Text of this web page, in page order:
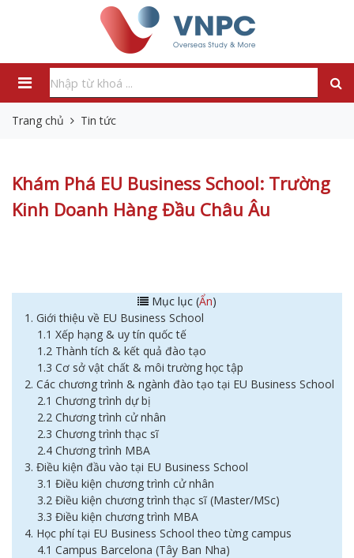
Trang chủ Tin tức
Khám Phá EU Business School: Trường
Kinh Doanh Hàng Đầu Châu Âu
Mục lục (Ẩn)
1. Giới thiệu về EU Business School
1.1 Xếp hạng & uy tín quốc tế
1.2 Thành tích & kết quả đào tạo
1.3 Cơ sở vật chất & môi trường học tập
2. Các chương trình & ngành đào tạo tại EU Business School
2.1 Chương trình dự bị
2.2 Chương trình cử nhân
2.3 Chương trình thạc sĩ
2.4 Chương trình MBA
3. Điều kiện đầu vào tại EU Business School
3.1 Điều kiện chương trình cử nhân
3.2 Điều kiện chương trình thạc sĩ (Master/MSc)
3.3 Điều kiện chương trình MBA
4. Học phí tại EU Business School theo từng campus
4.1 Campus Barcelona (Tây Ban Nha)